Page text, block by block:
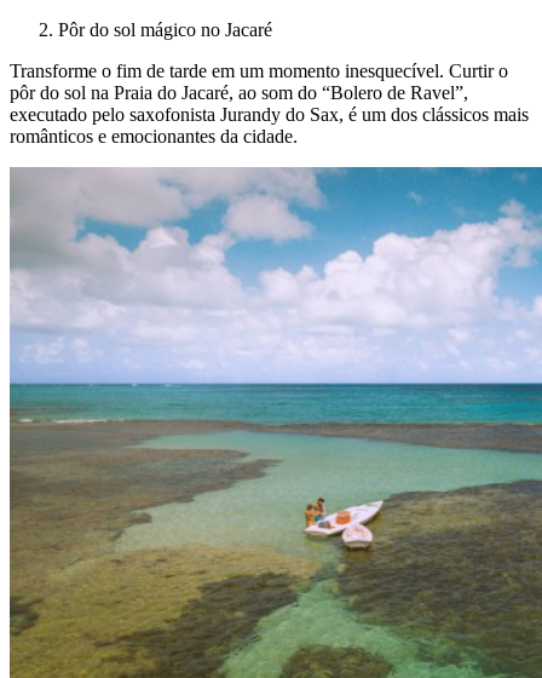
Pôr do sol mágico no Jacaré
Transforme o fim de tarde em um momento inesquecível. Curtir o
pôr do sol na Praia do Jacaré, ao som do “Bolero de Ravel”,
executado pelo saxofonista Jurandy do Sax, é um dos clássicos mais
românticos e emocionantes da cidade.